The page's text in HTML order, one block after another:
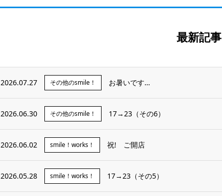
最新記事
2026.07.27 その他のsmile！ お暑いです…
2026.06.30 その他のsmile！ 17→23（その6）
2026.06.02 smile！works！ 祝! ご開店
2026.05.28 smile！works！ 17→23（その5）